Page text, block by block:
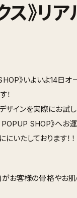
ス》リ
》いよいよ14日オー
！
インを実際にお試
SHOP》へお
いたしております！！
がお客様の骨格やお